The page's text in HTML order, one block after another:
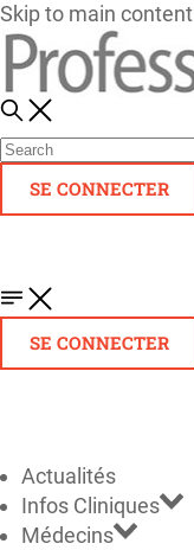
Skip to main content
SE CONNECTER
SE CONNECTER
Actualités
Infos Cliniques
Médecins